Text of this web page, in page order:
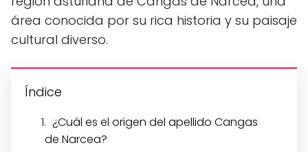
área conocida por su rica historia y su paisaje
cultural diverso.
Índice
¿Cuál es el origen del apellido Cangas
de Narcea?